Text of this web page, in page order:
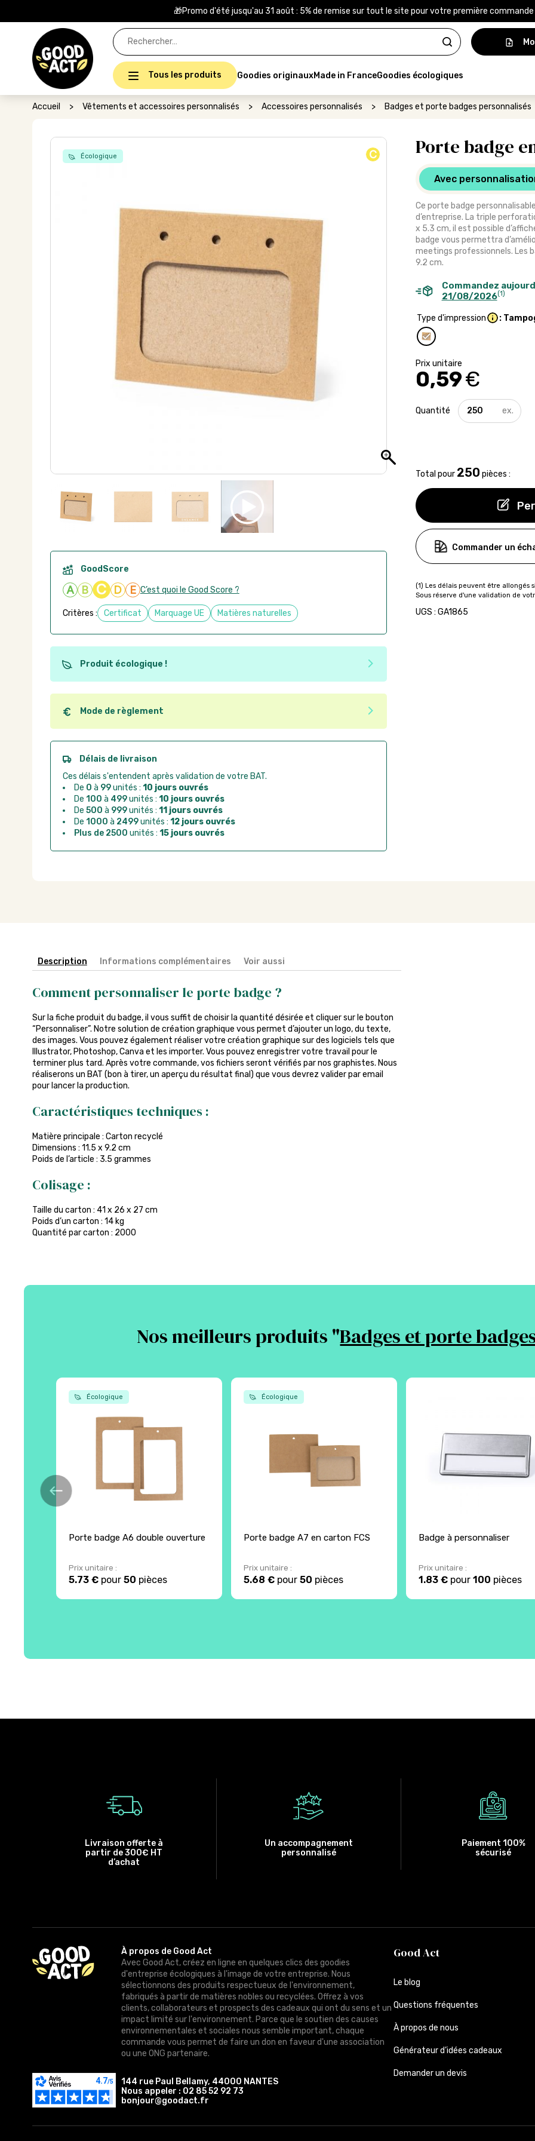
🎁Promo d'été jusqu'au 31 août : 5% de remise sur tout le site pour votre première commande
Rechercher :
Tous les produits Goodies originauxMade in FranceGoodies écologiques
Accueil > Vêtements et accessoires personnalisés > Accessoires personnalisés > Badges et porte badges personnalisés
Écologique C Porte badge
Avec
Ce porte badge
d’entreprise. La triple
x 5.3 cm, il est possible
badge vous permettra
meetings professionnels. Les
9.2 cm.
Commandez
21/08/2026(1)
Type d'impression :
0,59€
quantité
de
recyclé
Total pour 250 pièces :
Commander un
UGS : GA1865
GoodScore
A B C D E C’est quoi le Good Score ?
Critères : Certificat Marquage UE Matières naturelles
Produit écologique !
Ce produit est éco-conçu, il a été fabriqué à partir de matériaux recyclés ou
recyclables. Ces produits peuvent plus facilement obtenir une seconde vie après
utilisation. L'origine de fabrication du produit n'entre pas dans les critères d'éco-
conception.
Mode de règlement
Quel que soit le mode de règlement, vous pouvez passer commande en ligne sur
Good Act.
Paiement CB :paiement sécurisé par carte bancaire
Virement bancaire :
règlement sur facture après la commande
Chorus Pro :règlement par mandat administratif après la commande
Délais de livraison
Ces délais s'entendent après validation de votre BAT.
De 0 à 99unités : 10 jours ouvrés
De 100 à 499unités : 10 jours ouvrés
De 500 à 999unités : 11 jours ouvrés
De 1000 à 2499unités : 12 jours ouvrés
Plus de 2500 unités : 15 jours ouvrés
Description Informations complémentaires Voir aussi
Comment personnaliser le porte badge ?
Sur la fiche produit du badge, il vous suffit de choisir la quantité désirée et cliquer sur le bouton
“Personnaliser”. Notre solution de création graphique vous permet d’ajouter un logo, du texte,
des images. Vous pouvez également réaliser votre création graphique sur des logiciels tels que
Illustrator, Photoshop, Canva et les importer. Vous pouvez enregistrer votre travail pour le
terminer plus tard. Après votre commande, vos fichiers seront vérifiés par nos graphistes. Nous
réaliserons un BAT (bon à tirer, un aperçu du résultat final) que vous devrez valider par email
pour lancer la production.
Caractéristiques techniques :
Matière principale : Carton recyclé
Dimensions : 11.5 x 9.2 cm
Poids de l’article : 3.5 grammes
Colisage :
Taille du carton : 41 x 26 x 27 cm
Poids d’un carton : 14 kg
Quantité par carton : 2000
Nos meilleurs produits "Badges et porte
Écologique
Porte badge A6 double ouverture
Prix unitaire :
5.73 € pour50 pièces
Écologique
Porte badge A7 en carton FCS
Prix unitaire :
5.68 €pour 50 pièces
Badge à personnaliser
Prix unitaire :
1.83 €pour 100 pièces
Livraison offerte à
partir de 300€ HT
d’achat
Un accompagnement
personnalisé
Paiement 100%
sécurisé
À propos de Good Act
Avec Good Act, créez en ligne en quelques clics des goodies
d'entreprise écologiques à l'image de votre entreprise. Nous
sélectionnons des produits respectueux de l'environnement,
fabriqués à partir de matières nobles ou recyclées. Offrez à vos
clients, collaborateurs et prospects des cadeaux qui ont du sens et un
impact limité sur l'environnement. Parce que le soutien des causes
environnementales et sociales nous semble important, chaque
commande vous permet de faire un don en faveur d'une association
ou une ONG partenaire.
144 rue Paul Bellamy, 44000 NANTES
Nous appeler : 02 85 52 92 73
bonjour@goodact.fr
Good Act
Le blog
Questions fréquentes
À propos de nous
Générateur d’idées cadeaux
Demander un devis